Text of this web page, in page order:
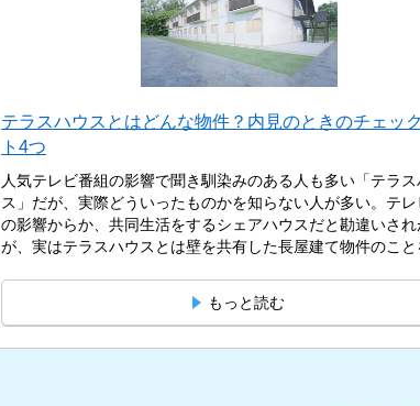
テラスハウスとはどんな物件？内見のときのチェッ
ト4つ
人気テレビ番組の影響で聞き馴染みのある人も多い「テラス
ス」だが、実際どういったものかを知らない人が多い。テレ
の影響からか、共同生活をするシェアハウスだと勘違いさ
が、実はテラスハウスとは壁を共有した長屋建て物件のこと
もっと読む